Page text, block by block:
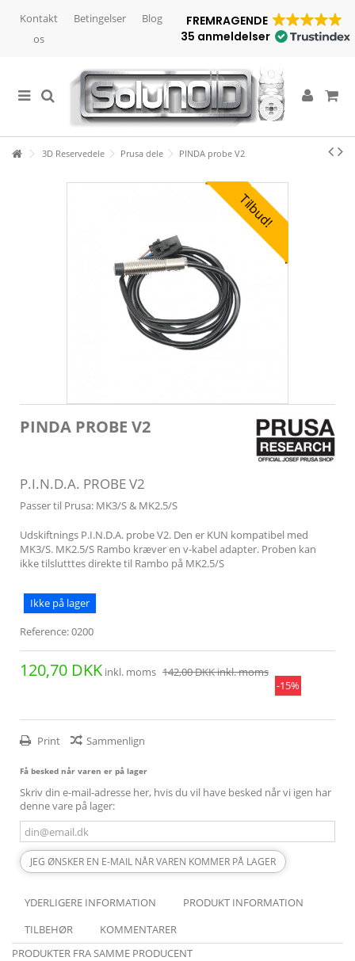
Betingelser Blog
Kontakt
os
FREMRAGENDE
35 anmeldelser
3D Reservedele Prusa dele PINDA probe V2
Tilbud!
PINDA PROBE V2
P.I.N.D.A. PROBE V2
Passer til Prusa: MK3/S & MK2.5/S
Udskiftnings P.I.N.D.A. probe V2. Den er KUN kompatibel med
MK3/S. MK2.5/S Rambo kræver en v-kabel adapter. Proben kan
ikke tilslutttes direkte til Rambo på MK2.5/S
Ikke på lager
Reference:0200
120,70 DKK inkl. moms 142,00 DKKinkl. moms
-15%
Print Sammenlign
Få besked når varen er på lager
Skriv din e-mail-adresse her, hvis du vil have besked når vi igen har
denne vare på lager:
JEG ØNSKER EN E-MAIL NÅR VAREN KOMMER PÅ LAGER
YDERLIGERE INFORMATION
PRODUKT INFORMATION
TILBEHØR
KOMMENTARER
PRODUKTER FRA SAMME PRODUCENT